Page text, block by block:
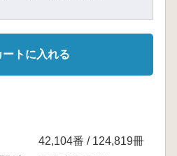
ートに入れる
42,104番 / 124,819冊